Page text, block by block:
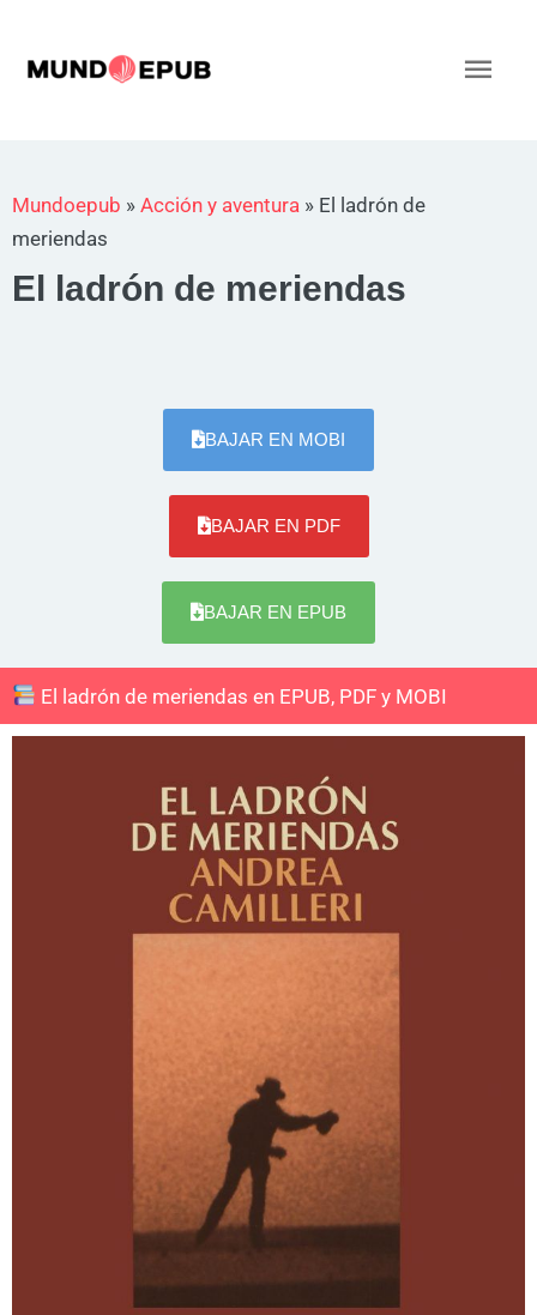
contenido
Mundoepub » Acción y aventura » El ladrón de
meriendas
El ladrón de meriendas
BAJAR EN MOBI
BAJAR EN PDF
BAJAR EN EPUB
El ladrón de meriendas en EPUB, PDF y MOBI